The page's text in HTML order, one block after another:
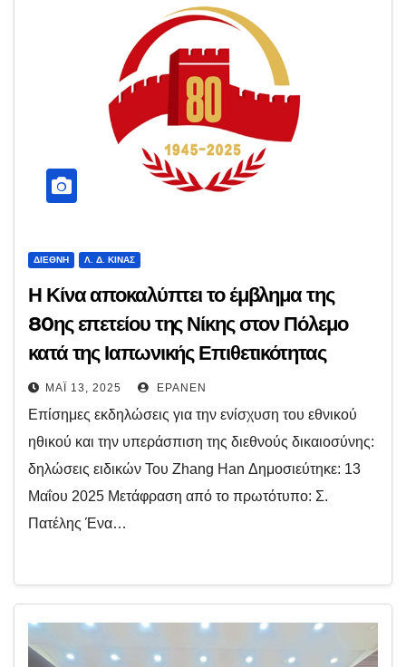
ΔΙΕΘΝΉ Λ. Δ. ΚΊΝΑΣ
Η Κίνα αποκαλύπτει το έμβλημα της
80ης επετείου της Νίκης στον Πόλεμο
κατά της Ιαπωνικής Επιθετικότητας
ΜΆΙ 13, 2025 EPANEN
Επίσημες εκδηλώσεις για την ενίσχυση του εθνικού
ηθικού και την υπεράσπιση της διεθνούς δικαιοσύνης:
δηλώσεις ειδικών Του Zhang Han Δημοσιεύτηκε: 13
Μαΐου 2025 Μετάφραση από το πρωτότυπο: Σ.
Πατέλης Ένα…